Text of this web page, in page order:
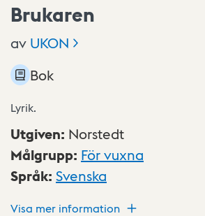
Brukaren
av UKON
Bok
Lyrik.
Utgiven: Norstedt
Målgrupp: För vuxna
Språk: Svenska
Visa mer information